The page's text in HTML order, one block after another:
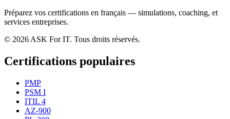
Préparez vos certifications en français — simulations, coaching, et
services entreprises.
© 2026 ASK For IT. Tous droits réservés.
Certifications populaires
PMP
PSM I
ITIL 4
AZ-900